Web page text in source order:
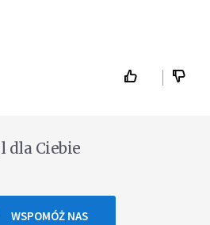
dla Ciebie
WSPOMÓŻ NAS